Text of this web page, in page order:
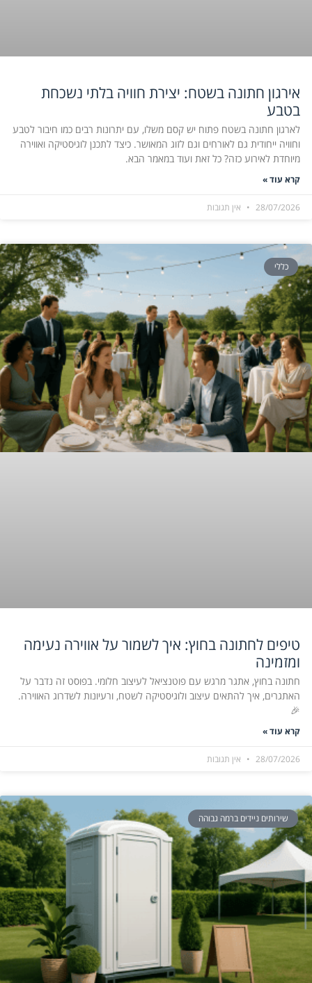
אירגון חתונה בשטח: יצירת חוויה בלתי נשכחת
בטבע
לארגון חתונה בשטח פתוח יש קסם משלו, עם יתרונות רבים כמו חיבור לטבע
וחוויה ייחודית גם לאורחים וגם לזוג המאושר. כיצד לתכנן לוגיסטיקה ואווירה
מיוחדת לאירוע כזה? כל זאת ועוד במאמר הבא.
קרא עוד »
28/07/2026 אין תגובות
כללי
טיפים לחתונה בחוץ: איך לשמור על אווירה נעימה
ומזמינה
חתונה בחוץ, אתגר מרגש עם פוטנציאל לעיצוב חלומי. בפוסט זה נדבר על
האתגרים, איך להתאים עיצוב ולוגיסטיקה לשטח, ורעיונות לשדרוג האווירה.
🎉
קרא עוד »
28/07/2026 אין תגובות
שירותים ניידים ברמה גבוהה